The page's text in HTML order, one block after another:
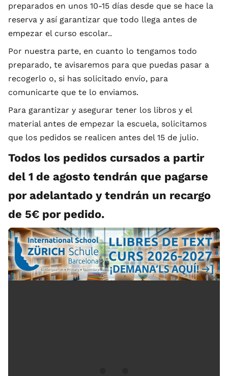
preparados en unos 10-15 días desde que se hace la
reserva y así garantizar que todo llega antes de
empezar el curso escolar..
Por nuestra parte, en cuanto lo tengamos todo
preparado, te avisaremos para que puedas pasar a
recogerlo o, si has solicitado envío, para
comunicarte que te lo enviamos.
Para garantizar y asegurar tener los libros y el
material antes de empezar la escuela, solicitamos
que los pedidos se realicen antes del 15 de julio.
Todos los pedidos cursados a partir
del 1 de agosto tendrán que pagarse
por adelantado y tendrán un recargo
de 5€ por pedido.